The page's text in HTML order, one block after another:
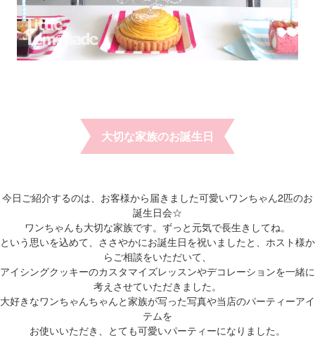
大切な家族のお誕生日
今日ご紹介するのは、お客様から届きました可愛いワンちゃん2匹のお
誕生日会☆
ワンちゃんも大切な家族です。ずっと元気で長生きしてね。
という思いを込めて、ささやかにお誕生日を祝いましたと、ホスト様か
らご相談をいただいて、
アイシングクッキーのカスタマイズレッスンやデコレーションを一緒に
考えさせていただきました。
大好きなワンちゃんちゃんと家族が写った写真や当店のパーティーアイ
テムを
お使いいただき、とても可愛いパーティーになりました。